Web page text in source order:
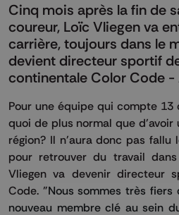
Cinq mois après la fin de
coureur, Loïc Vliegen va
carrière, toujours dans le
devient directeur sportif
continentale Color Code -
Pour une équipe qui compte 13
quoi de plus normal que
région? Il n'aura donc pas fallu
pour retrouver du travail
Vliegen va devenir directeur
Code. "Nous sommes très fiers
nouveau membre clé au sein